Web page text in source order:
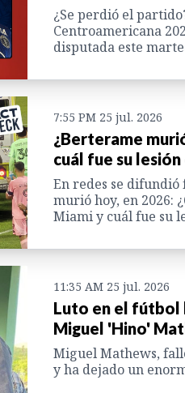
¿Se perdió el
Centroamericana
disputada este
7:55 PM 25 jul. 2026
¿Berterame
cuál fue su
En redes se
murió hoy, en 2026:
Miami y cuál fue su
11:35 AM 25 jul. 2026
Luto en el fútbol
Miguel 'Hino'
Miguel Mathews,
y ha dejado un